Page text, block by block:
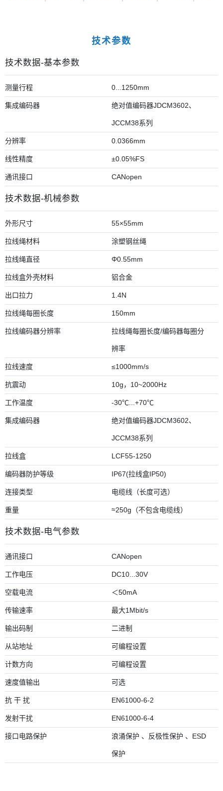
技术参数
技术数据-基本参数
测量行程 0...1250mm
集成编码器 绝对值编码器JDCM3602、
JCCM38系列
分辨率 0.0366mm
线性精度 ±0.05%FS
通讯接口 CANopen
技术数据-机械参数
外形尺寸 55×55mm
拉线绳材料 涂塑钢丝绳
拉线绳直径 Φ0.55mm
拉线盒外壳材料 铝合金
出口拉力 1.4N
拉线绳每圈长度 150mm
拉线编码器分辨率 拉线绳每圈长度/编码器每圈分
辨率
拉线速度 ≤1000mm/s
抗震动 10g，10~2000Hz
工作温度 -30℃...+70℃
集成编码器 绝对值编码器JDCM3602、
JCCM38系列
拉线盒 LCF55-1250
编码器防护等级 IP67(拉线盒IP50)
连接类型 电缆线（长度可选）
重量 ≈250g（不包含电缆线）
技术数据-电气参数
通讯接口 CANopen
工作电压 DC10...30V
空载电流 ＜50mA
传输速率 最大1Mbit/s
输出码制 二进制
从站地址 可编程设置
计数方向 可编程设置
速度值输出 可选
抗 干 扰 EN61000-6-2
发射干扰 EN61000-6-4
接口电路保护 浪涌保护 、反极性保护 、ESD
保护